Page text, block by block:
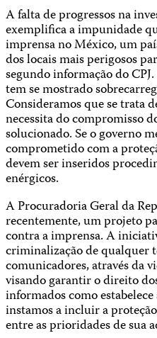
A falta de progressos na
exemplifica a impunidade
imprensa no México, um
dos locais mais perigosos
segundo informação do
tem se mostrado
Consideramos que se trata
necessita do compromisso
solucionado. Se o governo
comprometido com a
devem ser inseridos
enérgicos.
A Procuradoria Geral da
recentemente, um projeto
contra a imprensa. A
criminalização de qualquer
comunicadores, através da
visando garantir o direito
informados como
instamos a incluir a
entre as prioridades de sua